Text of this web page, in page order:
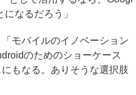
なるだろう」
モバイルのイノベーション
のためのショーケース
もなる。ありそうな選択肢